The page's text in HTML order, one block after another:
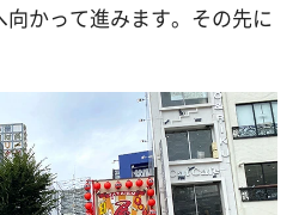
かって進みます。その先に